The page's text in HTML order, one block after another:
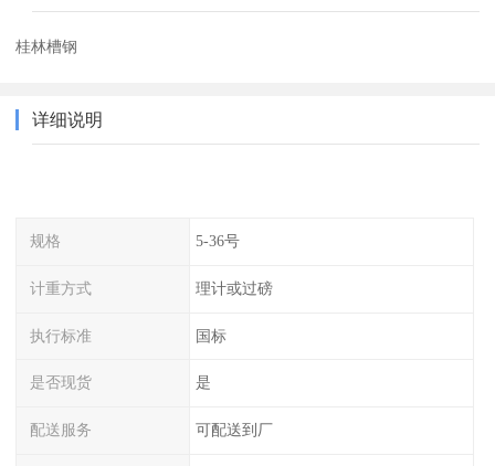
桂林槽钢
详细说明
规格 5-36号
计重方式 理计或过磅
执行标准 国标
是否现货 是
配送服务 可配送到厂